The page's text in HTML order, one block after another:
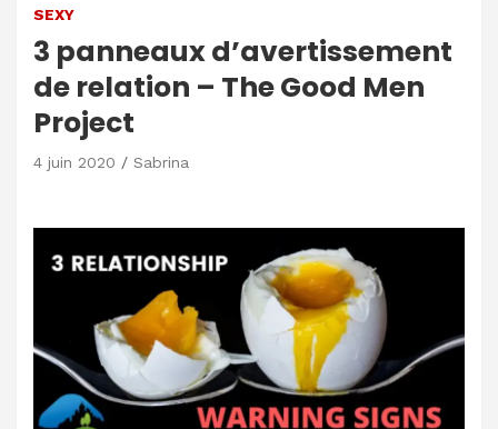
SEXY
3 panneaux d’avertissement
de relation – The Good Men
Project
4 juin 2020 Sabrina